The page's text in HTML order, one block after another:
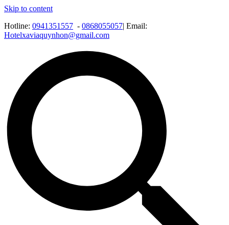
Skip to content
Hotline: 0941351557 - 0868055057| Email:
Hotelxaviaquynhon@gmail.com